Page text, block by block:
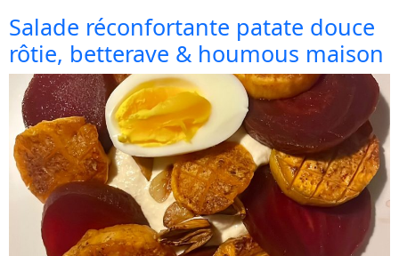
Salade réconfortante patate douce
rôtie, betterave & houmous maison